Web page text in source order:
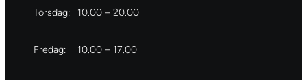
Torsdag: 10.00 – 20.00
Fredag: 10.00 – 17.00